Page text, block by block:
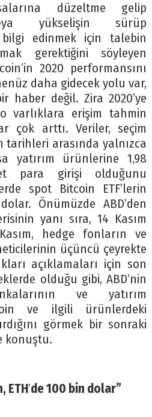
düzeltme gelip
yükselişin sürüp
edinmek için talebin
gerektiğini söyleyen
2020 performansını
daha gidecek yolu var,
haber değil. Zira 2020’ye
varlıklara erişim tahmin
çok arttı. Veriler, seçim
tarihleri arasında yalnızca
yatırım ürünlerine 1,98
para girişi olduğunu
spot Bitcoin ETF’lerin
Önümüzde ABD’den
yanı sıra, 14 Kasım
hedge fonların ve
üçüncü çeyrekte
açıklamaları için son
olduğu gibi, ABD’nin
ve yatırım
ve ilgili ürünlerdeki
görmek bir sonraki
konuştu.
ETH’de 100 bin dolar”